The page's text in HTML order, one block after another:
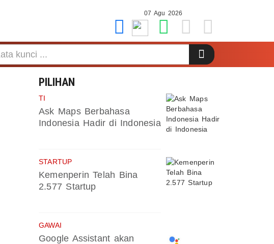
07 Agu 2026
PILIHAN
TI
Ask Maps Berbahasa
Indonesia Hadir di Indonesia
STARTUP
Kemenperin Telah Bina
2.577 Startup
GAWAI
Google Assistant akan